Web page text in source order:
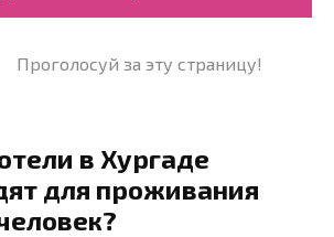
Проголосуй за эту страницу!
в Хургаде
для проживания